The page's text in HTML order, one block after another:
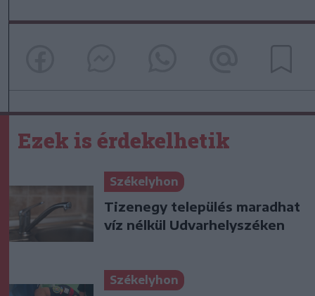
Ezek is érdekelhetik
Székelyhon
Tizenegy település maradhat
víz nélkül Udvarhelyszéken
Székelyhon